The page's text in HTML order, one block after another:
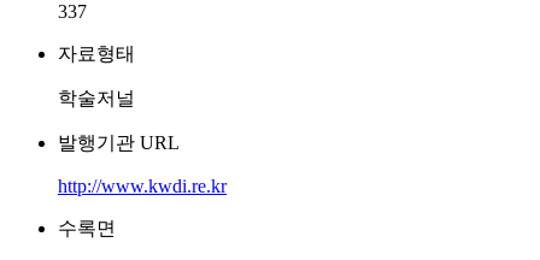
337
자료형태
학술저널
발행기관 URL
http://www.kwdi.re.kr
수록면